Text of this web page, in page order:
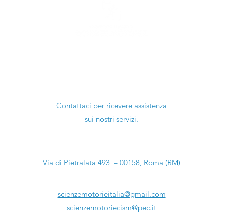
Contattaci per ricevere assistenza
sui nostri servizi.
Via di Pietralata 493 – 00158, Roma (RM)
scienzemotorieitalia@gmail.com
scienzemotoriecism@pec.it